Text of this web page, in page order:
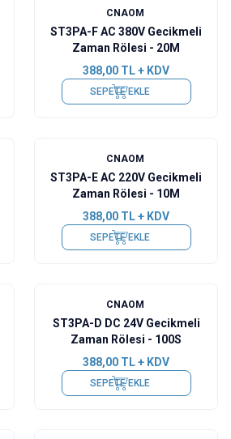
CNAOM
ST3PA-F AC 380V Gecikmeli
Zaman Rölesi - 20M
388,00 TL + KDV
SEPETE EKLE
CNAOM
ST3PA-E AC 220V Gecikmeli
Zaman Rölesi - 10M
388,00 TL + KDV
SEPETE EKLE
CNAOM
ST3PA-D DC 24V Gecikmeli
Zaman Rölesi - 100S
388,00 TL + KDV
SEPETE EKLE